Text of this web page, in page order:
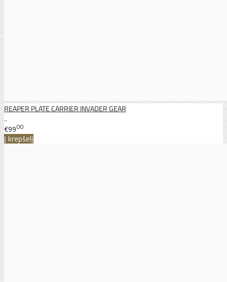
REAPER PLATE CARRIER INVADER GEAR
..
€9900
Į krepšelį